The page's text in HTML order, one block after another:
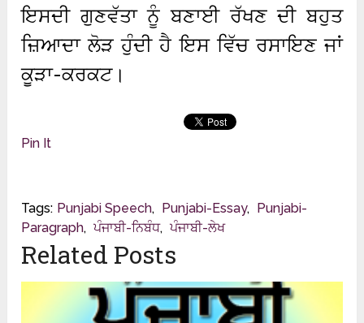
ਇਸਦੀ ਗੁਣਵੱਤਾ ਨੂੰ ਬਣਾਈ ਰੱਖਣ ਦੀ ਬਹੁਤ
ਜ਼ਿਆਦਾ ਲੋੜ ਹੁੰਦੀ ਹੈ ਇਸ ਵਿੱਚ ਰਸਾਇਣ ਜਾਂ
ਕੂੜਾ-ਕਰਕਟ।
Pin It
Tags: Punjabi Speech, Punjabi-Essay, Punjabi-
Paragraph, ਪੰਜਾਬੀ-ਨਿਬੰਧ, ਪੰਜਾਬੀ-ਲੇਖ
Related Posts